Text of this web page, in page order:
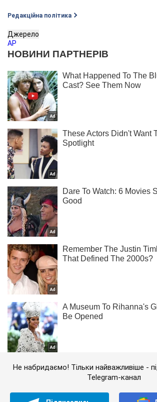
Редакційна політика
Джерело
AP
Не набридаємо! Тільки найважливіше -
Telegram-канал